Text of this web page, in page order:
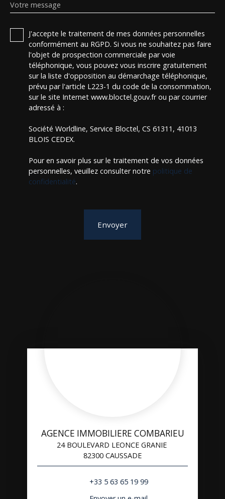
Votre message
J'accepte le traitement de mes données personnelles
conformément au RGPD. Si vous ne souhaitez pas faire
l'objet de prospection commerciale par voie
téléphonique, vous pouvez vous inscrire gratuitement
sur la liste d'opposition au démarchage téléphonique,
prévu par l'article L223-1 du code de la consommation,
sur le site Internet www.bloctel.gouv.fr ou par courrier
adressé à :
Société Worldline, Service Bloctel, CS 61311, 41013
BLOIS CEDEX.
Pour en savoir plus sur le traitement de vos données
personnelles, veuillez consulter notre politique de
confidentialité.
Envoyer
AGENCE IMMOBILIERE COMBARIEU
24 BOULEVARD LEONCE GRANIE
82300 CAUSSADE
+33 5 63 65 19 99